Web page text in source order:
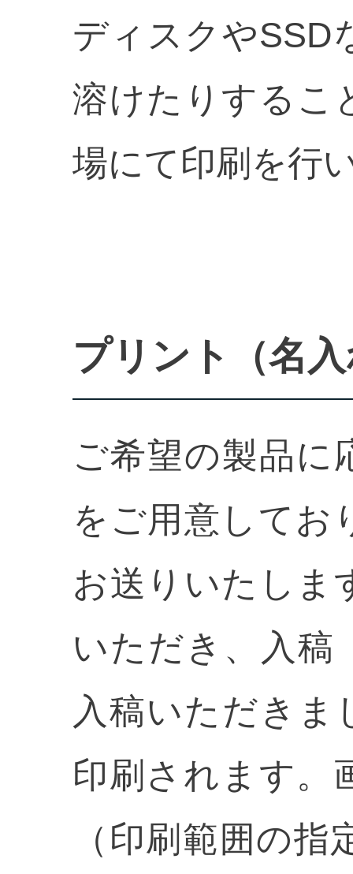
ディスクやSSD
溶けたりするこ
場にて印刷を行
プリント（名
ご希望の製品に
をご用意してお
お送りいたしま
いただき、入稿
入稿いただきま
印刷されます。
（印刷範囲の